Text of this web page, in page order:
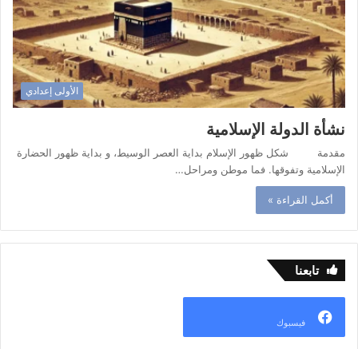
الأولى إعدادي
نشأة الدولة الإسلامية
مقدمة شكل ظهور الإسلام بداية العصر الوسيط، و بداية ظهور الحضارة
الإسلامية وتفوقها. فما موطن ومراحل…
أكمل القراءة »
تابعنا
فيسبوك